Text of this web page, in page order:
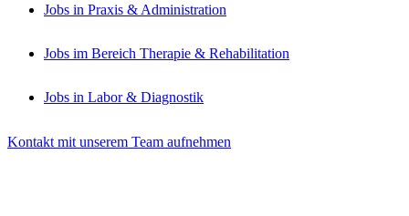
Jobs in Praxis & Administration
Jobs im Bereich Therapie & Rehabilitation
Jobs in Labor & Diagnostik
Kontakt mit unserem Team aufnehmen